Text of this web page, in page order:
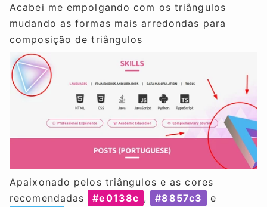
Acabei me empolgando com os triângulos
mudando as formas mais arredondas para
composição de triângulos
Apaixonado pelos triângulos e as cores
recomendadas
#e0138c , #8857c3
e